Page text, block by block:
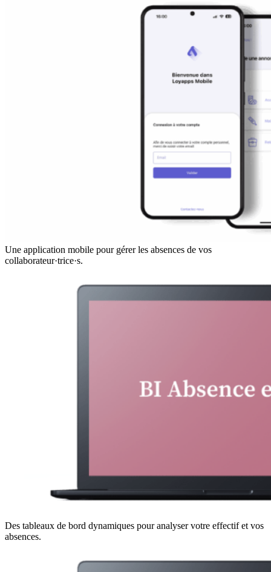
Une application mobile pour gérer les absences de vos
collaborateur·trice·s.
Des tableaux de bord dynamiques pour analyser votre effectif et vos
absences.